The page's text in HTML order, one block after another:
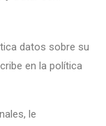
datos sobre su
en la política
le